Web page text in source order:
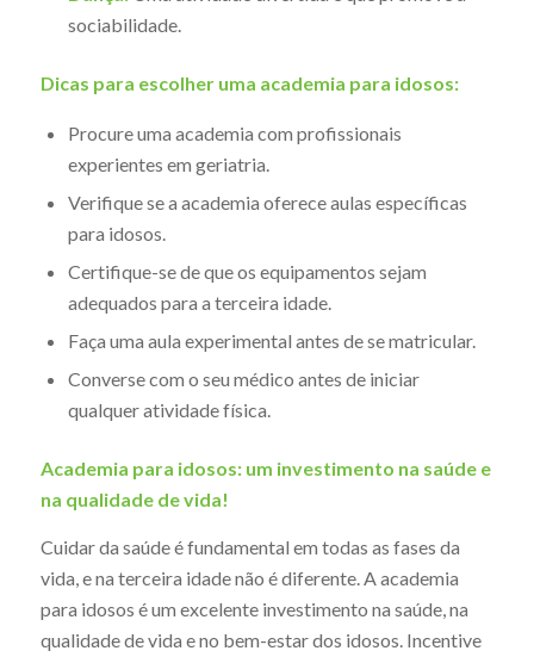
sociabilidade.
Dicas para escolher uma academia para idosos:
Procure uma academia com profissionais
experientes em geriatria.
Verifique se a academia oferece aulas específicas
para idosos.
Certifique-se de que os equipamentos sejam
adequados para a terceira idade.
Faça uma aula experimental antes de se matricular.
Converse com o seu médico antes de iniciar
qualquer atividade física.
Academia para idosos: um investimento na saúde e
na qualidade de vida!
Cuidar da saúde é fundamental em todas as fases da
vida, e na terceira idade não é diferente. A academia
para idosos é um excelente investimento na saúde, na
qualidade de vida e no bem-estar dos idosos. Incentive